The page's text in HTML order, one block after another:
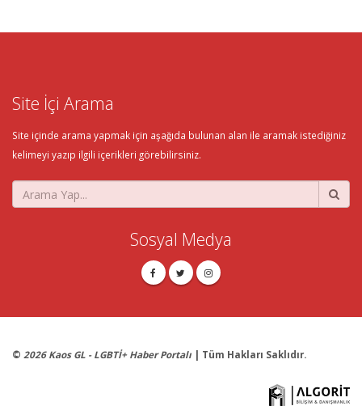
Site İçi Arama
Site içinde arama yapmak için aşağıda bulunan alan ile aramak istediğiniz
kelimeyi yazıp ilgili içerikleri görebilirsiniz.
Sosyal Medya
© 2026 Kaos GL - LGBTİ+ Haber Portalı | Tüm Hakları Saklıdır.